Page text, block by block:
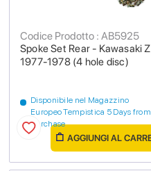
Spoke Set Rear - Kawasaki
1977-1978 (4 hole disc)
Codice Prodotto : AB5925
Disponibile nel Magazzino
Europeo Tempistica 5 Days from
purchase
AGGIUNGI AL